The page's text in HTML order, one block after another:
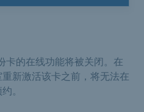
卡的在线功能将被关闭。在
新激活该卡之前，将无法在
。